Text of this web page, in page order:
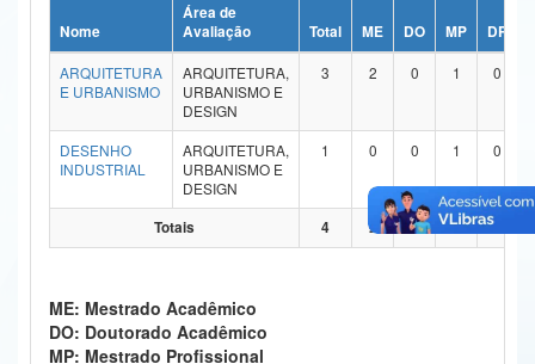
Ministério da Ciência, Tecnologia, Inovações e Comunicações
Ministério do Meio Ambiente
Ministério do Desenvolvimento Regional
Controladoria-Geral da União
Secretaria-Geral
Nome
Área de
Avaliação
Total ME DO MP DP
ARQUITETURA
E URBANISMO
ARQUITETURA,
URBANISMO E
DESIGN
3 2 0 1 0
DESENHO
INDUSTRIAL
ARQUITETURA,
URBANISMO E
DESIGN
1 0 0 1 0
Totais 4 2 0 2 0
ME: Mestrado Acadêmico
DO: Doutorado Acadêmico
MP: Mestrado Profissional